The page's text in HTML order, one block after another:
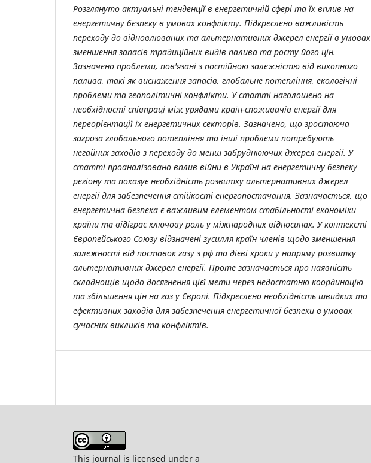
Розглянуто актуальні тенденції в енергетичній сфері та їх вплив на
енергетичну безпеку в умовах конфлікту. Підкреслено важливість
переходу до відновлюваних та альтернативних джерел енергії в умовах
зменшення запасів традиційних видів палива та росту його цін.
Зазначено проблеми, пов'язані з постійною залежністю від викопного
палива, такі як виснаження запасів, глобальне потепління, екологічні
проблеми та геополітичні конфлікти. У статті наголошено на
необхідності співпраці між урядами країн-споживачів енергії для
переорієнтації їх енергетичних секторів. Зазначено, що зростаюча
загроза глобального потепління та інші проблеми потребують
негайних заходів з переходу до менш забруднюючих джерел енергії. У
статті проаналізовано вплив війни в Україні на енергетичну безпеку
регіону та показує необхідність розвитку альтернативних джерел
енергії для забезпечення стійкості енергопостачання. Зазначається, що
енергетична безпека є важливим елементом стабільності економіки
країни та відіграє ключову роль у міжнародних відносинах. У контексті
Європейського Союзу відзначені зусилля країн членів щодо зменшення
залежності від поставок газу з рф та дієві кроки у напряму розвитку
альтернативних джерел енергії. Проте зазначається про наявність
складнощів щодо досягнення цієї мети через недостатню координацію
та збільшення цін на газ у Європі. Підкреслено необхідність швидких та
ефективних заходів для забезпечення енергетичної безпеки в умовах
сучасних викликів та конфліктів.
This journal is licensed under a